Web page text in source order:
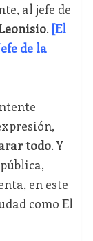
al jefe de
. [El
de la
todo. Y
en este
como El